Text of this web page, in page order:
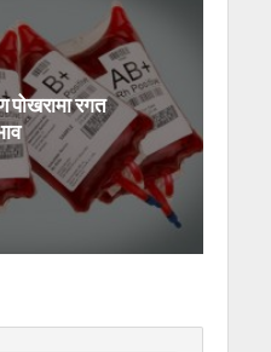
पोखरामा रगत